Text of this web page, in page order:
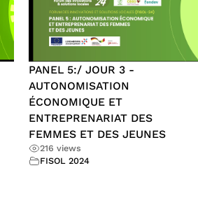
PANEL 5:/ JOUR 3 -
AUTONOMISATION
ÉCONOMIQUE ET
ENTREPRENARIAT DES
FEMMES ET DES JEUNES
216 views
FISOL 2024